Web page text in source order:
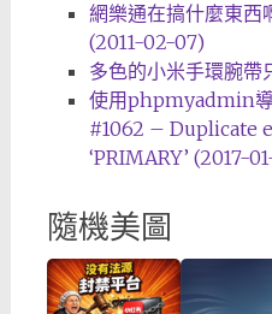
網樂通在搞什麼東西
(2011-02-07)
多色的小米手環腕
使用phpmyadmin
#1062 – Duplicate
‘PRIMARY’ (2017-
隨機美圖